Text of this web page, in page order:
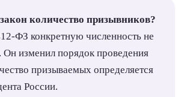
количество призывников?
ФЗ конкретную численность не
Он изменил порядок проведения
призываемых определяется
России.